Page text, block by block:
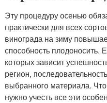
Эту процедуру осенью
практически для всех
винограда на зиму
способность плодоносить.
которых зависит
регион,
выбранного материала.
нужно учесть все эти